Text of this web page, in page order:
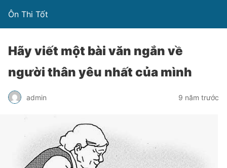
Ôn Thi Tốt
Hãy viết một bài văn ngắn về
người thân yêu nhất của mình
admin 9 năm trước